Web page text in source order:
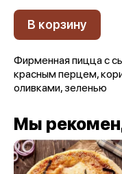
В корзину
Фирменная пицца с
красным перцем,
оливками, зеленью
Мы